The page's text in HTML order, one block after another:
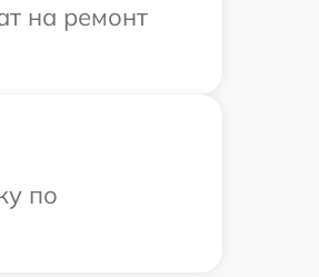
на ремонт
по